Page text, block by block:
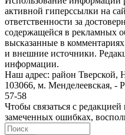
активной гиперссылки на
ответственности за
содержащейся в рекламных
высказанные в
и внешние источники.
информации.
Наш адрес: район Тверской,
103066, м. Менделеевская, -
57-58
Чтобы связаться с
замеченных ошибках,